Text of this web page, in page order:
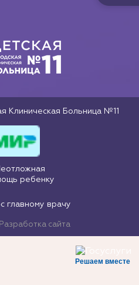
Клиническая Больница №11
ребенку
главному врачу
Разработка сайта
Решаем вместе